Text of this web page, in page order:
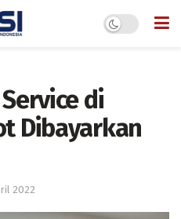
di
Dibayarkan
2022